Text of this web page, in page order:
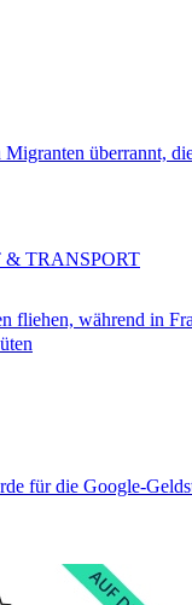
überrannt,
fliehen, während in
TRANSPORT
für die Google-